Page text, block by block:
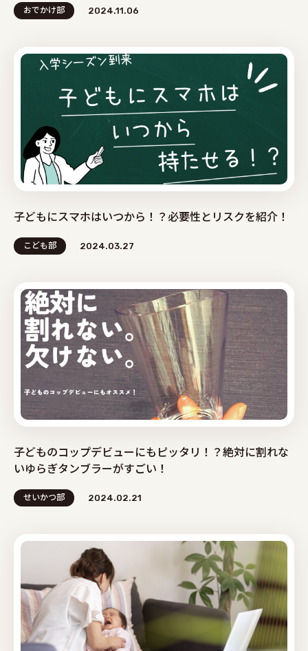
おでかけ部 2024.11.06
子どもにスマホはいつから！？必要性とリスクを紹介！
こども部 2024.03.27
子どものコップデビューにもピッタリ！？絶対に割れな
いゆらぎタンブラーがすごい！
せいかつ部 2024.02.21